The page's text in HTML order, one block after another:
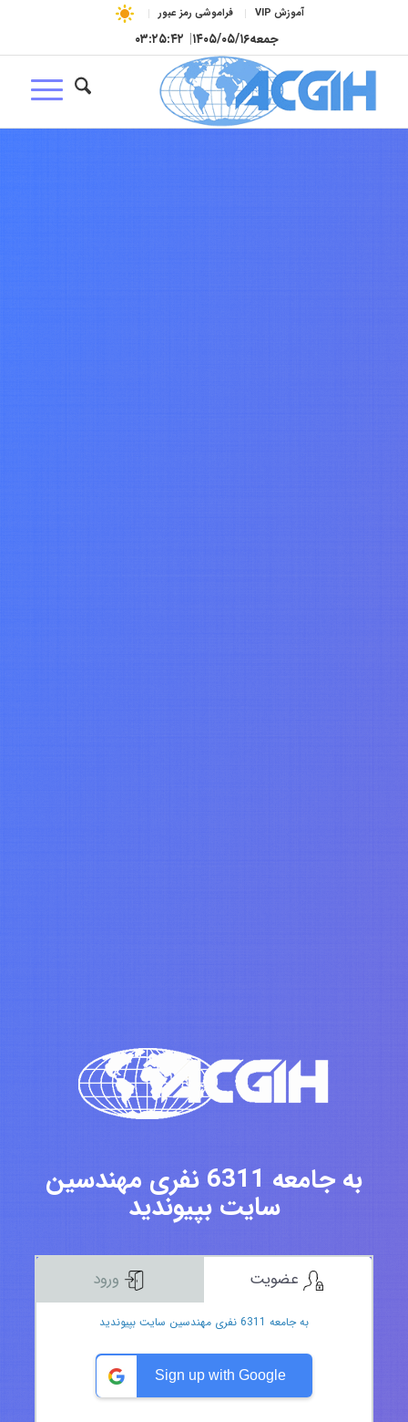
آموزش VIP فراموشی رمز عبور
جمعه۱۴۰۵/۰۵/۱۶| ۰۳:۲۵:۴۳
به جامعه 6311 نفری مهندسین
سایت بپیوندید
به جامعه 6311 نفری مهندسین سایت بپیوندید
Sign up with Google